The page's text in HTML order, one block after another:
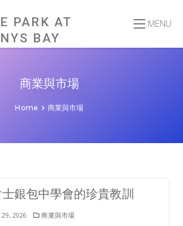
PARK AT
BAY
MENU
商業與市場
Home 商業與市場
銀包中學會的珍貴教訓
2026 商業與市場